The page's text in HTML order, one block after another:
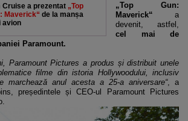
Cruise a prezentat „Top
Maverick“ de la manșa
avion
„Top Gun:
Maverick“ a
devenit, astfel,
cel mai de
Paramount.
Paramount Pictures a produs și distribuit unele
filme din istoria Hollywoodului, inclusiv
marchează anul acesta a 25-a aniversare“, a
președintele și CEO-ul Paramount Pictures